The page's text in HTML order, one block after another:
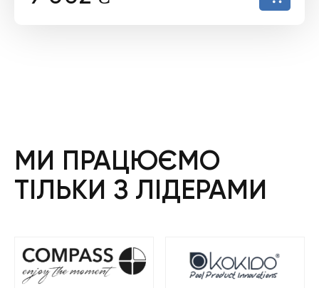
МИ ПРАЦЮЄМО
ТІЛЬКИ З ЛІДЕРАМИ